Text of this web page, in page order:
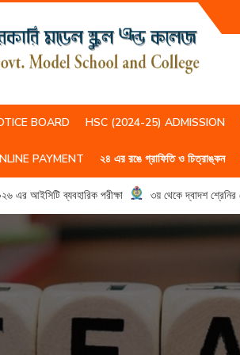
BOARD HSC (2024-25) ADMISSION
PAYMENT ২৪ এর রঙে গ্রাফিতি ও চিত্রাঙ্কন
আইসিটি ব্যবহারিক পরীক্ষা ৩য় থেকে দ্বাদশ শ্রেনির